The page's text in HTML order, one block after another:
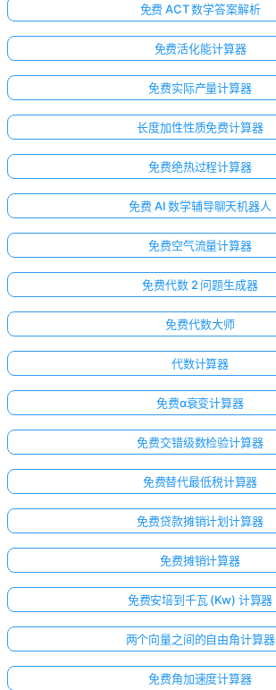
免费 ACT 数学答案解析
免费活化能计算器
免费实际产量计算器
长度加性性质免费计算器
免费绝热过程计算器
免费 AI 数学辅导聊天机器人
免费空气流量计算器
免费代数 2 问题生成器
免费代数大师
代数计算器
免费α衰变计算器
免费交错级数检验计算器
免费替代最低税计算器
免费贷款摊销计划计算器
免费摊销计算器
免费安培到千瓦 (Kw) 计算器
两个向量之间的自由角计算器
免费角加速度计算器